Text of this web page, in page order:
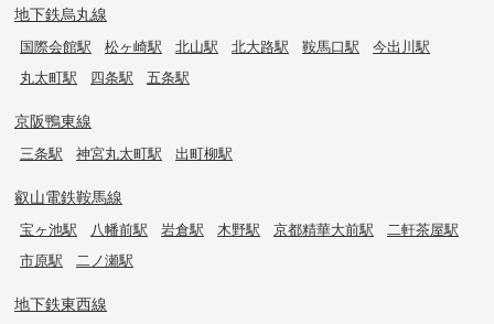
地下鉄烏丸線
国際会館駅 松ヶ崎駅 北山駅 北大路駅 鞍馬口駅
今出川駅
丸太町駅
四条駅 五条駅
京阪鴨東線
三条駅 神宮丸太町駅 出町柳駅
叡山電鉄鞍馬線
宝ヶ池駅 八幡前駅 岩倉駅 木野駅 京都精華大前駅
二軒茶屋駅
市原駅
二ノ瀬駅
地下鉄東西線